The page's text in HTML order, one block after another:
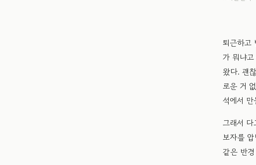
퇴근하고
가 뭐냐
왔다. 괜
로운 거
석에서 만
그래서
보자를
같은 반